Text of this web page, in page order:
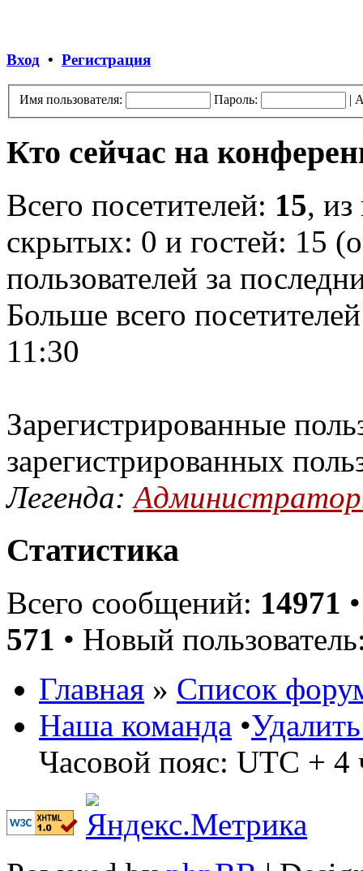
Вход • Регистрация
Имя пользователя: Пароль: |
Кто сейчас на
Всего посетителей: 15, из
скрытых: 0 и гостей: 15
пользователей за
Больше всего
11:30
Зарегистрированные
зарегистрированных
Легенда:
Статистика
Всего сообщений: 14971
571 • Новый
Главная » Список
Наша команда •
Часовой пояс: UTC + 4